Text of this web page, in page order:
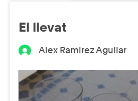
El llevat
Alex Ramirez Aguilar